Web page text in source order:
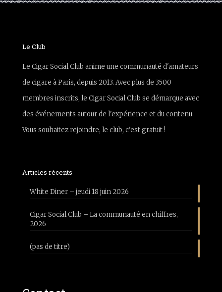
Le Club
Le Cigar Social Club anime une communauté d'amateurs
de cigare à Paris, depuis 2013. Avec plus de 3500
membres inscrits, le Cigar Social Club se démarque avec
des événements autour de l'expérience et du contenu.
Vous souhaitez rejoindre, le club, c'est gratuit !
Articles récents
White Diner – jeudi 18 juin 2026
Cigar Social Club – La communauté en chiffres,
2026
(pas de titre)